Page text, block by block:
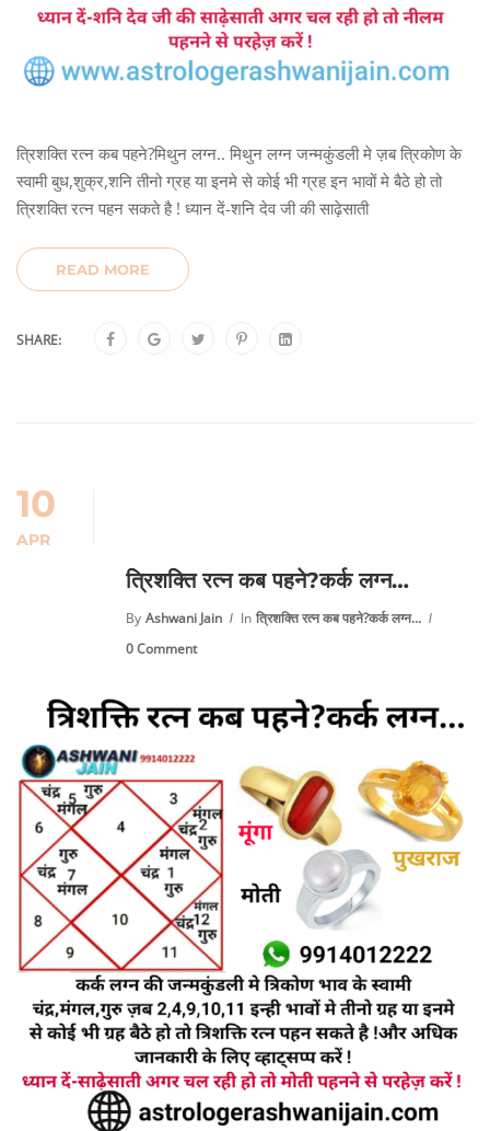
त्रिशक्ति रत्न कब पहने?मिथुन लग्न.. मिथुन लग्न जन्मकुंडली मे ज़ब त्रिकोण के
स्वामी बुध,शुक्र,शनि तीनो ग्रह या इनमे से कोई भी ग्रह इन भावों मे बैठे हो तो
त्रिशक्ति रत्न पहन सकते है ! ध्यान दें-शनि देव जी की साढ़ेसाती
READ MORE
SHARE:
10
APR
त्रिशक्ति रत्न कब पहने?कर्क लग्न…
By Ashwani Jain In त्रिशक्ति रत्न कब पहने?कर्क लग्न...
0 Comment